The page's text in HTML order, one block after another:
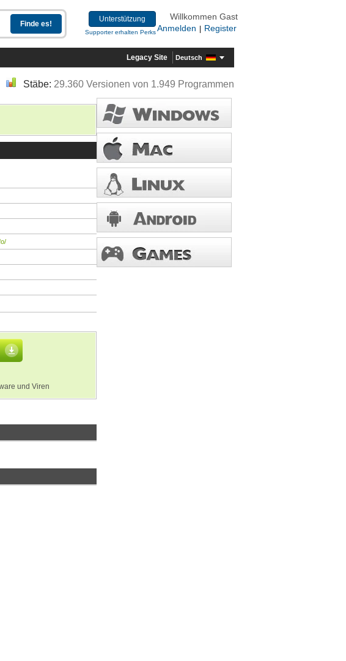
Unterstützung
Supporter erhalten Perks
Willkommen Gast
Anmelden
Register
Legacy Site Deutsch
Stäbe: 29.360 Versionen von 1.949 Programmen
und Viren